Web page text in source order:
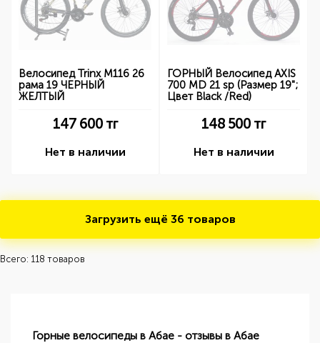
Велосипед Trinx M116 26
рама 19 ЧЕРНЫЙ
ЖЕЛТЫЙ
147 600тг
Нет в наличии
ГОРНЫЙ Велосипед AXIS
700 MD 21 sp (Размер 19";
Цвет Black /Red)
148 500 тг
Нет в наличии
Загрузить ещё 36 товаров
Всего: 118 товаров
Горные велосипеды в Абае - отзывы в Абае